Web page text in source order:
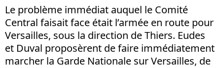
Le problème immédiat auquel le Comité
Central faisait face était l’armée en route pour
Versailles, sous la direction de Thiers. Eudes
et Duval proposèrent de faire immédiatement
marcher la Garde Nationale sur Versailles, de